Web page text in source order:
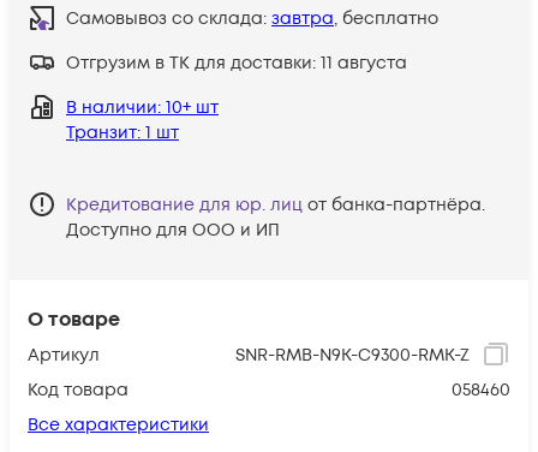
О товаре
Артикул
SNR-RMB-N9K-C9300-RMK-Z
Код товара
058460
Все характеристики
Самовывоз со склада: завтра, бесплатно
Отгрузим в ТК для доставки: 11 августа
В наличии: 10+ шт
Транзит: 1 шт
Кредитование для юр. лиц от банка-партнёра.
Доступно для ООО и ИП